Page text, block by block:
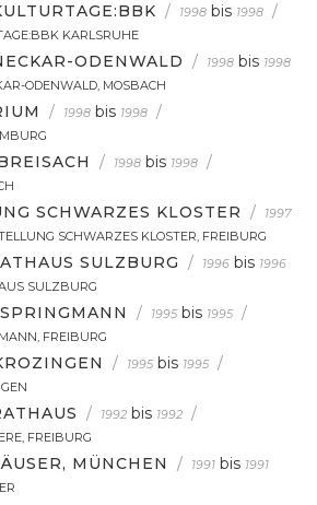
/ 1998 bis 1998 /
KARLSRUHE
ODENWALD / 1998 bis 1998
ODENWALD, MOSBACH
/ 1998 bis 1998 /
/ 1998 bis 1998 /
SCHWARZES KLOSTER / 1997
SCHWARZES KLOSTER, FREIBURG
SULZBURG / 1996 bis 1996
SULZBURG
/ 1995 bis 1995 /
FREIBURG
/ 1995 bis 1995 /
/ 1992 bis 1992 /
FREIBURG
MÜNCHEN / 1991 bis 1991